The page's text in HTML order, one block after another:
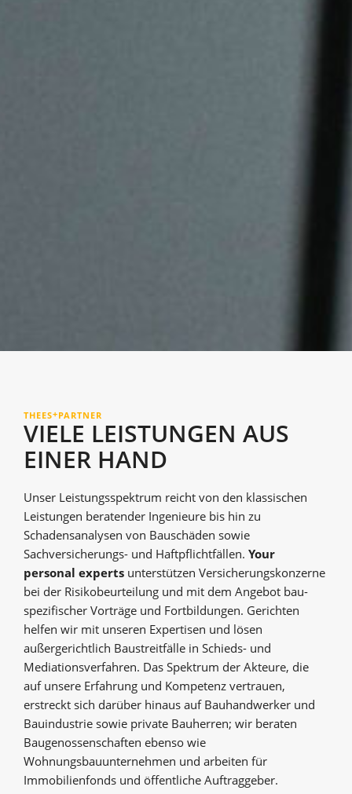
THEES+PARTNER
VIELE LEISTUNGEN AUS
EINER HAND
Unser Leistungsspektrum reicht von den klassischen
Leistungen beratender Ingenieure bis hin zu
Schadensanalysen von Bau­schäden sowie
Sachversicherungs- und Haftpflichtfällen. Your
personal experts unterstützen Versicherungskonzerne
bei der Risikobeurteilung und mit dem Angebot bau­
spezifischer Vorträge und Fortbildungen. Gerichten
helfen wir mit unseren Expertisen und lösen
außergerichtlich Baustreitfälle in Schieds- und
Mediationsverfahren. Das Spektrum der Akteure, die
auf unsere Erfahrung und Kompetenz vertrauen,
erstreckt sich darüber hinaus auf Bauhandwerker und
Bauindustrie sowie private Bauherren; wir beraten
Baugenossenschaften ebenso wie
Wohnungsbauunternehmen und arbeiten für
Immobilienfonds und öffentliche Auftraggeber.